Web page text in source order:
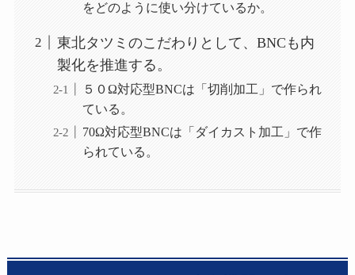
をどのように使い分けているか。
東北タツミのこだわりとして、BNCも内
製化を推進する。
５０Ω対応型BNCは「切削加工」で作られ
ている。
70Ω対応型BNCは「ダイカスト加工」で作
られている。